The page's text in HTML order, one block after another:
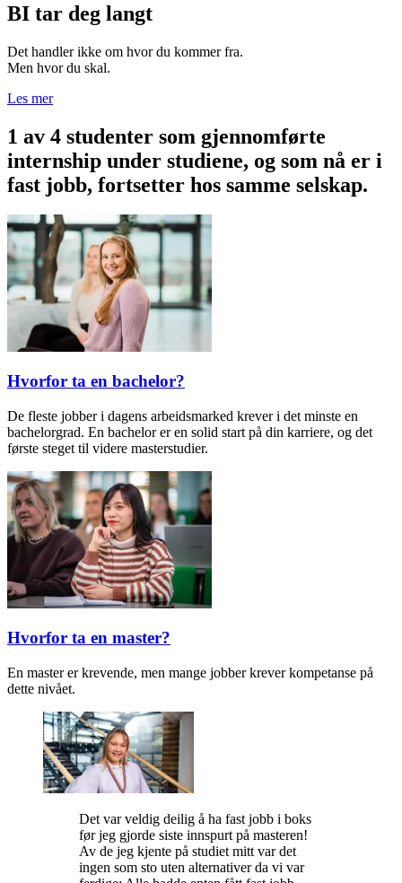
BI tar deg langt
Det handler ikke om hvor du kommer fra.
Men hvor du skal.
Les mer
1 av 4 studenter som gjennomførte
internship under studiene, og som nå er i
fast jobb, fortsetter hos samme selskap.
Hvorfor ta en bachelor?
De fleste jobber i dagens arbeidsmarked krever i det minste en
bachelorgrad. En bachelor er en solid start på din karriere, og det
første steget til videre masterstudier.
Hvorfor ta en master?
En master er krevende, men mange jobber krever kompetanse på
dette nivået.
Det var veldig deilig å ha fast jobb i boks
før jeg gjorde siste innspurt på masteren!
Av de jeg kjente på studiet mitt var det
ingen som sto uten alternativer da vi var